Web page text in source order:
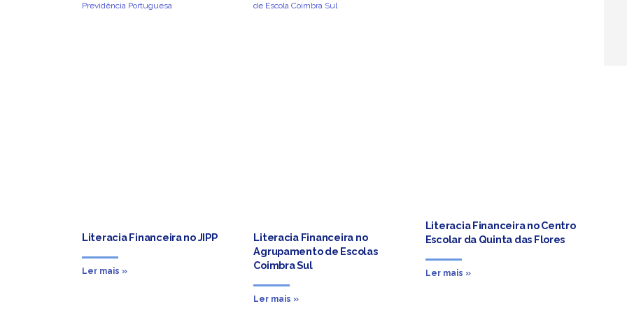
Literacia Financeira no JIPP
Ler mais »
Literacia Financeira no
Agrupamento de Escolas
Coimbra Sul
Ler mais »
Literacia Financeira no Centro
Escolar da Quinta das Flores
Ler mais »